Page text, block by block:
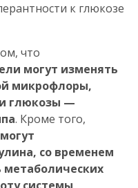
к глюкозе
что
могут изменять
микрофлоры,
глюкозы —
. Кроме того,
со временем
метаболических